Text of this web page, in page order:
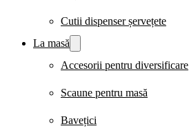
Cutii dispenser șervețete
La masă
Accesorii pentru diversificare
Scaune pentru masă
Bavețici